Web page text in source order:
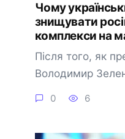
Чому
знищувати
комплекси на
Після того, як
Володимир
0 6